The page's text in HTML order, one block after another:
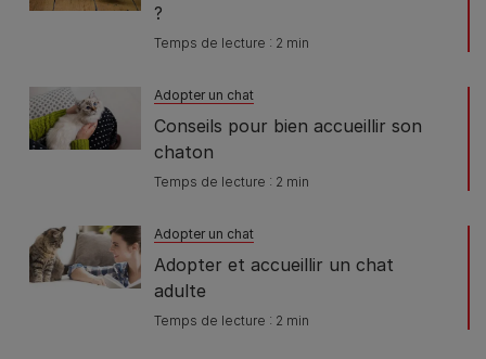
?
Temps de lecture : 2 min
Adopter un chat
Conseils pour bien accueillir son
chaton
Temps de lecture : 2 min
Adopter un chat
Adopter et accueillir un chat
adulte
Temps de lecture : 2 min